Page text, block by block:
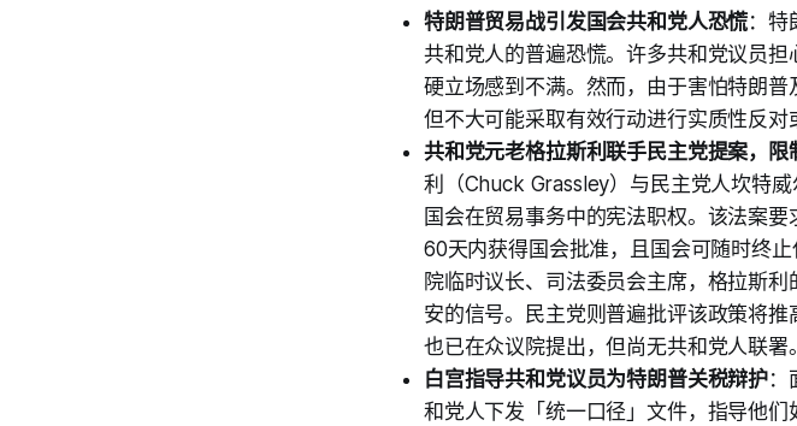
特朗普贸易战引发国会共和党人恐慌：特
共和党人的普遍恐慌。许多共和党议员
硬立场感到不满。然而，由于害怕特朗普
但不大可能采取有效行动进行实质性反对
共和党元老格拉斯利联手民主党提案，限
利（Chuck Grassley）与民主党人坎特
国会在贸易事务中的宪法职权。该法案
60天内获得国会批准，且国会可随时终
院临时议长、司法委员会主席，格拉斯
安的信号。民主党则普遍批评该政策将
也已在众议院提出，但尚无共和党人联署
白宫指导共和党议员为特朗普关税辩护：
和党人下发「统一口径」文件，指导他